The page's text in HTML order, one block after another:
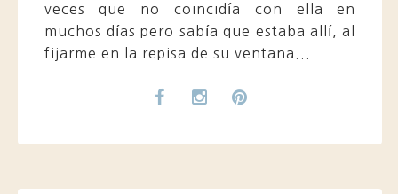
veces que no coincidía con ella en
muchos días pero sabía que estaba allí, al
fijarme en la repisa de su ventana...